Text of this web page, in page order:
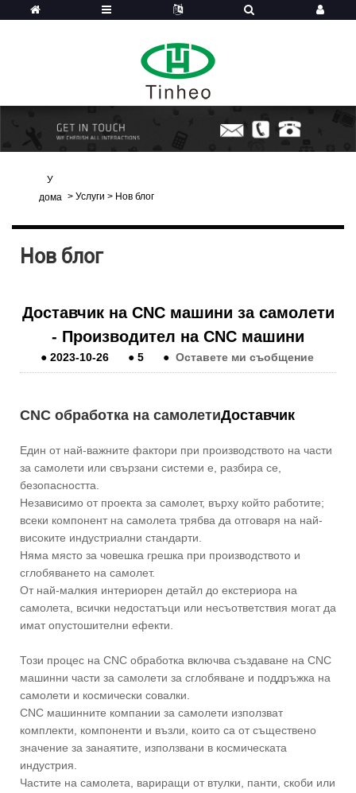
У
дома > Услуги > Нов блог
Нов блог
Доставчик на CNC машини за самолети
- Производител на CNC машини
●2023-10-26 ●5 ● Оставете ми съобщение
CNC обработка на самолетиДоставчик
Един от най-важните фактори при производството на части
за самолети или свързани системи е, разбира се,
безопасността.
Независимо от проекта за самолет, върху който работите;
всеки компонент на самолета трябва да отговаря на най-
високите индустриални стандарти.
Няма място за човешка грешка при производството и
сглобяването на самолет.
От най-малкия интериорен детайл до екстериора на
самолета, всички недостатъци или несъответствия могат да
имат опустошителни ефекти.
Този процес на CNC обработка включва създаване на CNC
машинни части за самолети за сглобяване и поддръжка на
самолети и космически совалки.
CNC машинните компании за самолети използват
комплекти, компоненти и възли, които са от съществено
значение за занаятите, използвани в космическата
индустрия.
Частите на самолета, вариращи от втулки, панти, скоби или